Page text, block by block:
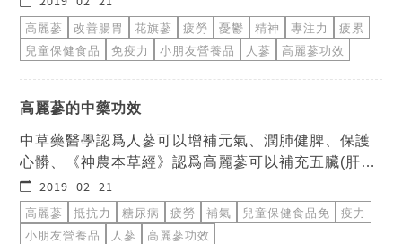
果顯示，自覺性症狀按照攝取高麗蔘的年齡段有所差
異，但在疲勞度、不安度、憂鬱度方面沒有差異。
1997年慶熙大學韓醫大學的研究結果
高麗蔘
改善腸胃 花旗蔘 疲勞 憂鬱 精神 專注力
疲累
兒童保健食品
免疫力 小朋友營養品 人蔘 高麗蔘功效
高麗蔘的中藥功效
中草藥醫學認爲人蔘可以增補元氣、潤肺健脾、保護
心髒、《神農本草經》認爲高麗蔘可以補充五臟(肝、
脾)的陽氣、開胃、鎮定神經、止吐解渴、促進血液循
環、長期服用可健身長壽。
2019-02-21
高麗蔘
抵抗力 糖尿病 疲勞 補氣 兒童保健食品免
疫力
小朋友營養品
人蔘 高麗蔘功效